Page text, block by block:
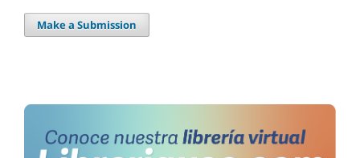
Make a Submission